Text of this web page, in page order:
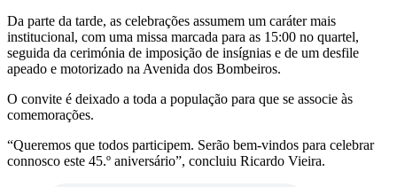
Da parte da tarde, as celebrações assumem um caráter mais
institucional, com uma missa marcada para as 15:00 no quartel,
seguida da cerimónia de imposição de insígnias e de um desfile
apeado e motorizado na Avenida dos Bombeiros.
O convite é deixado a toda a população para que se associe às
comemorações.
“Queremos que todos participem. Serão bem-vindos para celebrar
connosco este 45.º aniversário”, concluiu Ricardo Vieira.